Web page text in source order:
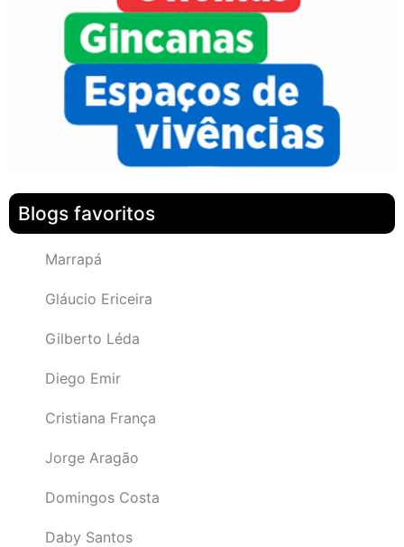
Blogs favoritos
Marrapá
Gláucio Ericeira
Gilberto Léda
Diego Emir
Cristiana França
Jorge Aragão
Domingos Costa
Daby Santos